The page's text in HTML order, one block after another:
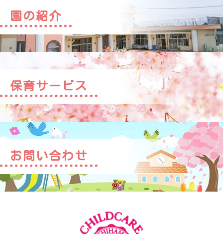
園の紹介
保育サービス
お問い合わせ